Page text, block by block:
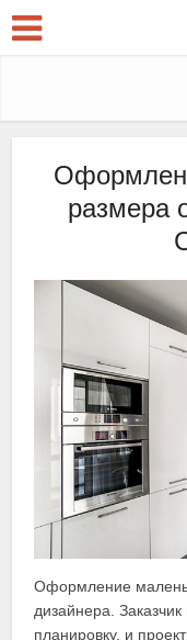
размера
Оформление
дизайнера.
планировку, и